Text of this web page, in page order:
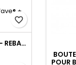
+
les
pour le
et
favorite_border
LEATHERMAN - REBAR - ARGENT
LES